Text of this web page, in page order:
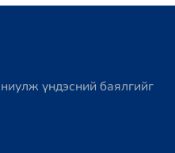
үндэсний баялгийг